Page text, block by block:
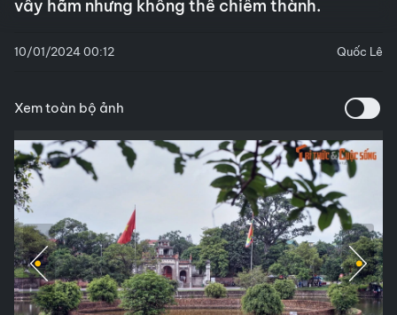
vây hãm nhưng không thể chiếm thành.
10/01/2024 00:12 Quốc Lê
Xem toàn bộ ảnh